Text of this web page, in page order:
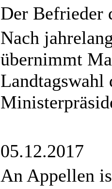
Der Befrieder
Nach
übernimmt
Landtagswahl
05.12.2017
An Appellen